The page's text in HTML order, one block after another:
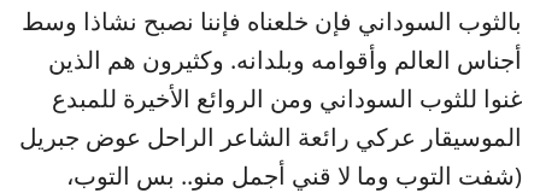
بالثوب السوداني فإن خلعناه فإننا نصبح نشاذا وسط
أجناس العالم وأقوامه وبلدانه. وكثيرون هم الذين
غنوا للثوب السوداني ومن الروائع الأخيرة للمبدع
الموسيقار عركي رائعة الشاعر الراحل عوض جبريل
(شفت التوب وما لا قني أجمل منو.. بس التوب،